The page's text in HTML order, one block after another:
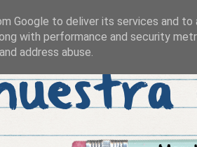
Google to deliver its services and to
with performance and security
address abuse.